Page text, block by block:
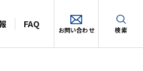
FAQ お問い合わせ 検索